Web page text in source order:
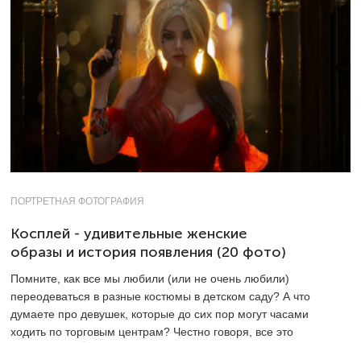
ПОРТРЕТНАЯ ФОТОГРАФИЯ
Косплей - удивительные женские
образы и история появления (20 фото)
Помните, как все мы любили (или не очень любили)
переодеваться в разные костюмы в детском саду? А что
думаете про девушек, которые до сих пор могут часами
ходить по торговым центрам? Честно говоря, все это